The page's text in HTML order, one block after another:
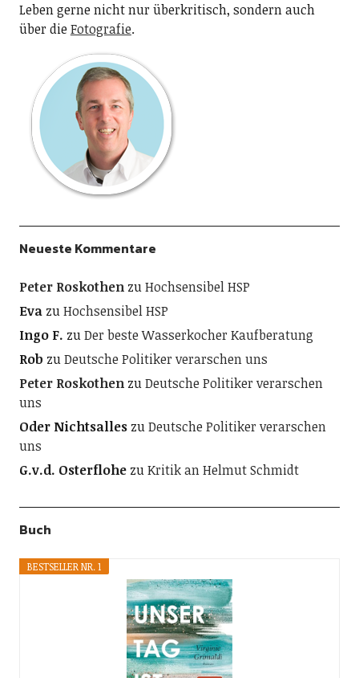
Leben gerne nicht nur überkritisch, sondern auch
über dieFotografie.
Neueste Kommentare
Peter RoskothenzuHochsensibel HSP
EvazuHochsensibel HSP
Ingo F. zuDer beste Wasserkocher Kaufberatung
Rob zuDeutsche Politiker verarschen uns
Peter RoskothenzuDeutsche Politiker verarschen
uns
Oder NichtsalleszuDeutsche Politiker verarschen
uns
G.v.d. OsterflohezuKritik an Helmut Schmidt
Buch
BESTSELLER NR. 1